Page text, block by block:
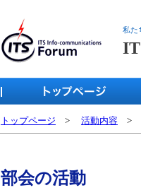
私た
トップページ > 活動内容 >
部会の活動